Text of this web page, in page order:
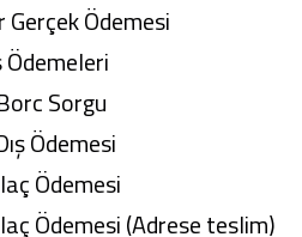
Ödemesi
Ödemeleri
Sorgu
Ödemesi
Ödemesi
Ödemesi (Adrese teslim)